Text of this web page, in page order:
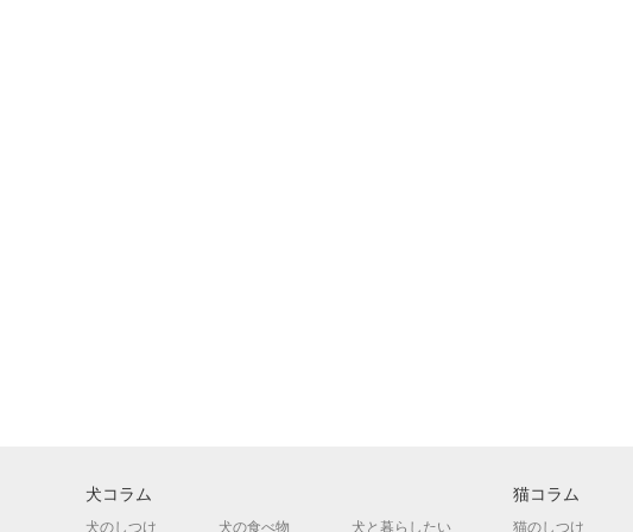
犬コラム
犬のしつけ 犬の食べ物 犬と暮らしたい
猫コラム
猫のしつけ